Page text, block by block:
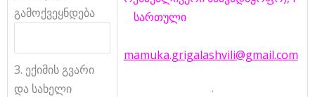
გამოქვეყნდება
3. ექიმის გვარი
და სახელი
სართული
mamuka.grigalashvili@gmail.com
.